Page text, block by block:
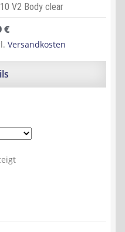
V2 Body clear
€
Versandkosten